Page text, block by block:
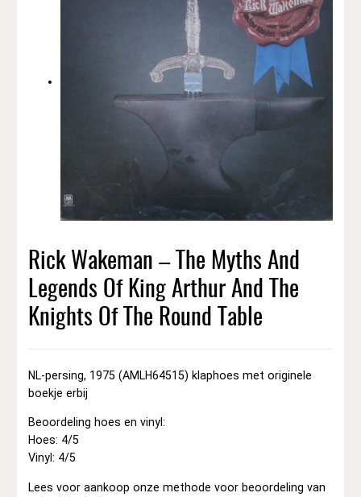
Rick Wakeman – The Myths And
Legends Of King Arthur And The
Knights Of The Round Table
NL-persing, 1975 (AMLH64515) klaphoes met originele
boekje erbij
Beoordeling hoes en vinyl:
Hoes: 4/5
Vinyl: 4/5
Lees voor aankoop onze methode voor beoordeling van